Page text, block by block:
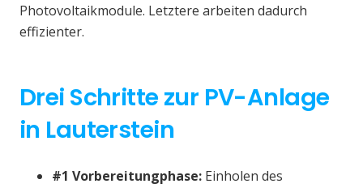
Photovoltaikmodule. Letztere arbeiten dadurch
effizienter.
Drei Schritte zur PV-Anlage
in Lauterstein
#1 Vorbereitungphase: Einholen des